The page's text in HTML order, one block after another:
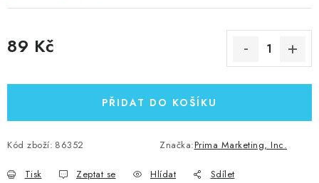
89 Kč
PŘIDAT DO KOŠÍKU
Kód zboží: 86352 Značka:Prima Marketing, Inc.
Tisk Zeptat se Hlídat Sdílet